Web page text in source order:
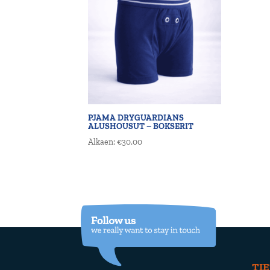
PJAMA DRYGUARDIANS
ALUSHOUSUT – BOKSERIT
Alkaen:€30.00